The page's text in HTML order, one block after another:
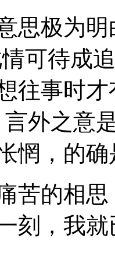
思极为
可待成
往事时
言外之意
惘，的
苦的相
刻，我